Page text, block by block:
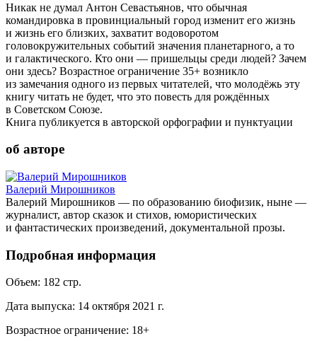
Никак не думал Антон Севастьянов, что обычная
командировка в провинциальный город изменит его жизнь
и жизнь его близких, захватит водоворотом
головокружительных событий значения планетарного, а то
и галактического. Кто они — пришельцы среди людей? Зачем
они здесь? Возрастное ограничение 35+ возникло
из замечания одного из первых читателей, что молодёжь эту
книгу читать не будет, что это повесть для рождённых
в Советском Союзе.
Книга публикуется в авторской орфографии и пунктуации
об авторе
Валерий Мирошников
Валерий Мирошников — по образованию биофизик, ныне —
журналист, автор сказок и стихов, юмористических
и фантастических произведений, документальной прозы.
Подробная информация
Объем: 182 стр.
Дата выпуска: 14 октября 2021 г.
Возрастное ограничение: 18+